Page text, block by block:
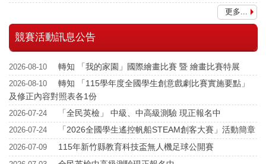
更多...
競賽活動訊息公告
2026-08-10 轉知 「我的家園」國際繪畫比賽 暨 繪畫比賽特展
2026-08-10
轉知 「115學年度全國學生創意戲劇比賽實施要點」
及修正內容對照表各1份
2026-07-24 「全民英檢」 中級、中高級測驗 現正報名中
2026-07-24 「2026全國學生遙控帆船STEAM創客大賽」活動簡章
2026-07-09 115年新竹縣教育科技盃無人機足球公開賽